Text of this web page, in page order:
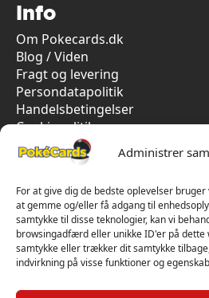
Administrer
For at give dig de bedste oplevelser
at gemme og/eller få adgang til
samtykke til disse teknologier, kan vi
browsingadfærd eller unikke ID'er på dette
samtykke eller trækker dit samtykke
indvirkning på visse funktioner og
Info
Om Pokecards.dk
Blog / Viden
Fragt og levering
Persondatapolitik
Handelsbetingelser
Cookiepolitik
Vi har kun 5-stjernet